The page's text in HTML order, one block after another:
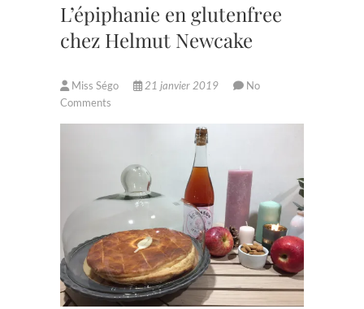
L’épiphanie en glutenfree
chez Helmut Newcake
Miss Ségo 21 janvier 2019
No
Comments